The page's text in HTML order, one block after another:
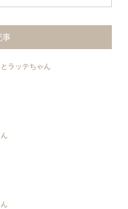
事
ラッテちゃん